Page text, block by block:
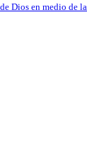
Dios en medio de la